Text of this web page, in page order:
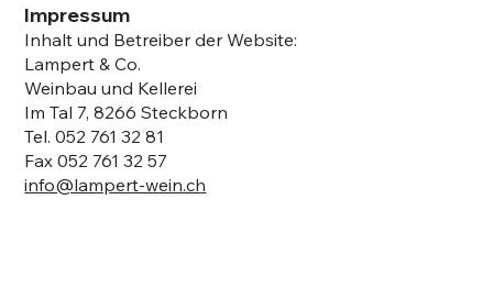
Impressum
Inhalt und Betreiber der Website:
Lampert & Co.
Weinbau und Kellerei
Im Tal 7, 8266 Steckborn
Tel. 052 761 32 81
Fax 052 761 32 57
info@lampert-wein.ch